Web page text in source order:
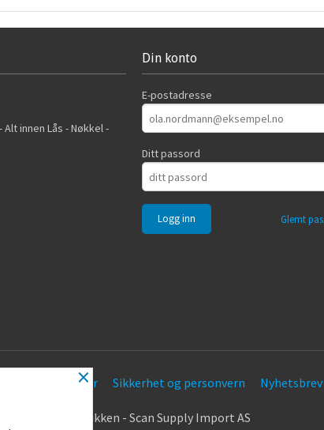
innen Lås - Nøkkel -
Din konto
E-postadresse
Ditt passord
Glemt
Kjøpsbetingelser Sikkerhet og personvern Nyhetsbrev
© Nøkkel Butikken - Scan Supply Import AS
×